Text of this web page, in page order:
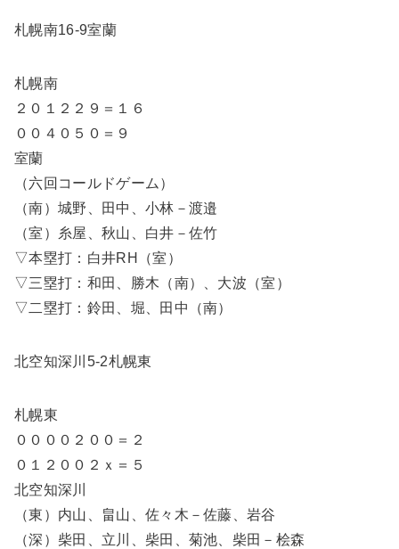
札幌南16-9室蘭
札幌南
２０１２２９＝１６
００４０５０＝９
室蘭
（六回コールドゲーム）
（南）城野、田中、小林－渡邉
（室）糸屋、秋山、白井－佐竹
▽本塁打：白井RH（室）
▽三塁打：和田、勝木（南）、大波（室）
▽二塁打：鈴田、堀、田中（南）
北空知深川5-2札幌東
札幌東
００００２００＝２
０１２００２ｘ＝５
北空知深川
（東）内山、畠山、佐々木－佐藤、岩谷
（深）柴田、立川、柴田、菊池、柴田－桧森